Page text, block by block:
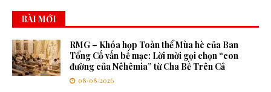
BÀI MỚI
RMG – Khóa họp Toàn thể Mùa hè của Ban
Tổng Cố vấn bế mạc: Lời mời gọi chọn “con
đường của Nêhêmia” từ Cha Bề Trên Cả
08/08/2026